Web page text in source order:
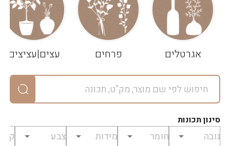
אגרטלים פרחים עצים|עציצים
סינון תכונות
במארז
מחיר
לפני
₪0